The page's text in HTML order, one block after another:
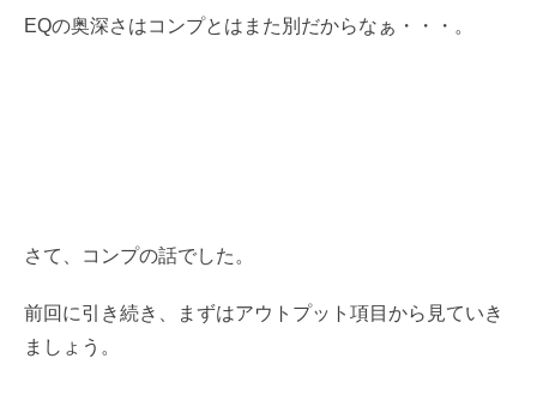
EQの奥深さはコンプとはまた別だからなぁ・・・。
さて、コンプの話でした。
前回に引き続き、まずはアウトプット項目から見ていき
ましょう。